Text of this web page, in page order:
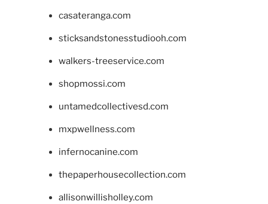
casateranga.com
sticksandstonesstudiooh.com
walkers-treeservice.com
shopmossi.com
untamedcollectivesd.com
mxpwellness.com
infernocanine.com
thepaperhousecollection.com
allisonwillisholley.com